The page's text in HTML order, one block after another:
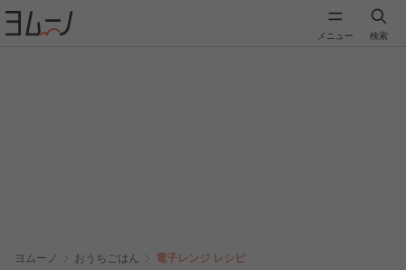
メニュー 検索
ヨムーノ おうちごはん 電子レンジ レシピ